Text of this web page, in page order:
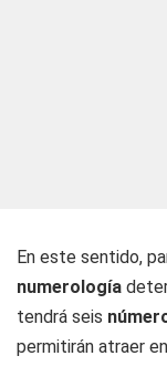
En este sentido,
numerología
tendrá seis
permitirán atraer